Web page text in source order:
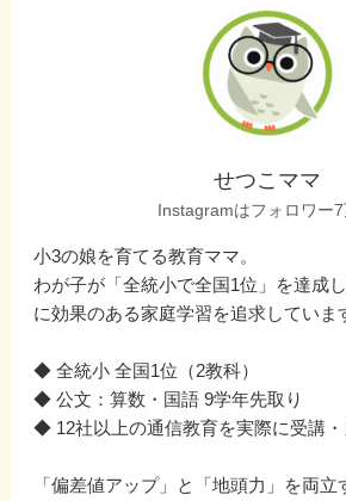
せつこママ
Instagramはフォロワー7
小3の娘を育てる教育ママ。
わが子が「全統小で全国1位」を達成
に効果のある家庭学習を追求していま
◆ 全統小 全国1位（2教科）
◆ 公文：算数・国語 9学年先取り
◆ 12社以上の通信教育を実際に受講
「偏差値アップ」と「地頭力」を両